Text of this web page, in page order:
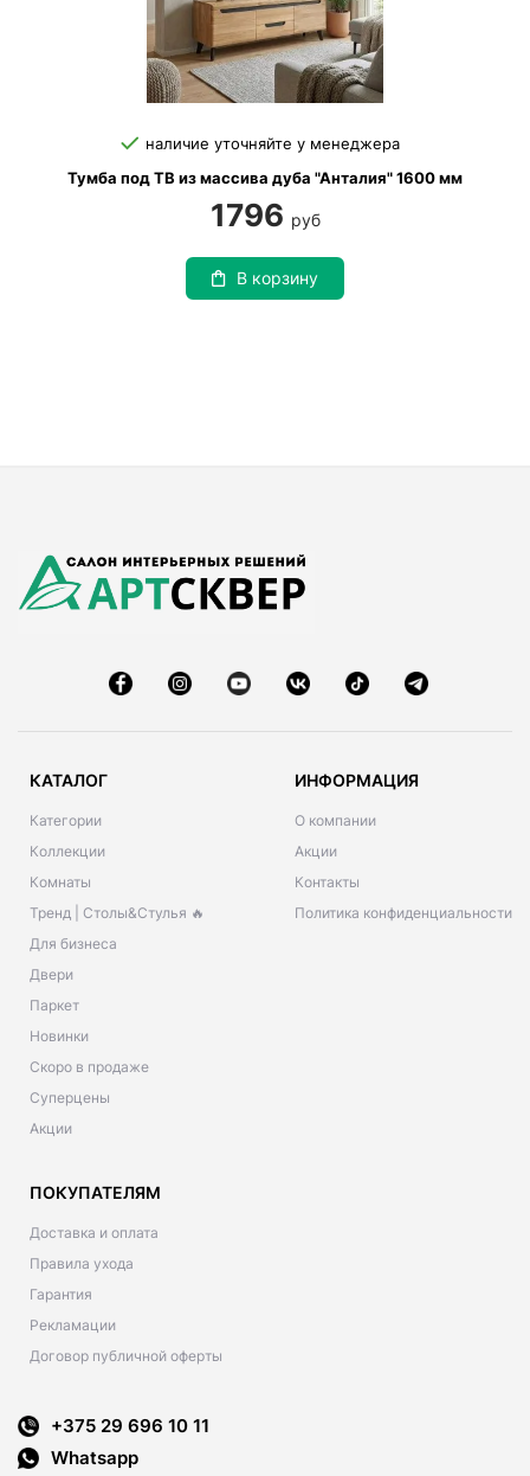
наличие уточняйте у менеджера
Тумба под ТВ из массива дуба "Анталия" 1600 мм
1796 руб
В корзину
КАТАЛОГ
Категории
Коллекции
Комнаты
Тренд | Столы&Стулья 🔥
Для бизнеса
Двери
Паркет
Новинки
Скоро в продаже
Суперцены
Акции
ИНФОРМАЦИЯ
О компании
Акции
Контакты
Политика конфиденциальности
ПОКУПАТЕЛЯМ
Доставка и оплата
Правила ухода
Гарантия
Рекламации
Договор публичной оферты
+375 29 696 10 11
Whatsapp